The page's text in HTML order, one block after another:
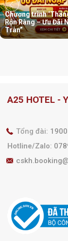
Chương trình
Rộn Ràng – Ưu Đãi
Tràn”
A25 HOTEL -
Tổng đài:
Hotline/Zalo: